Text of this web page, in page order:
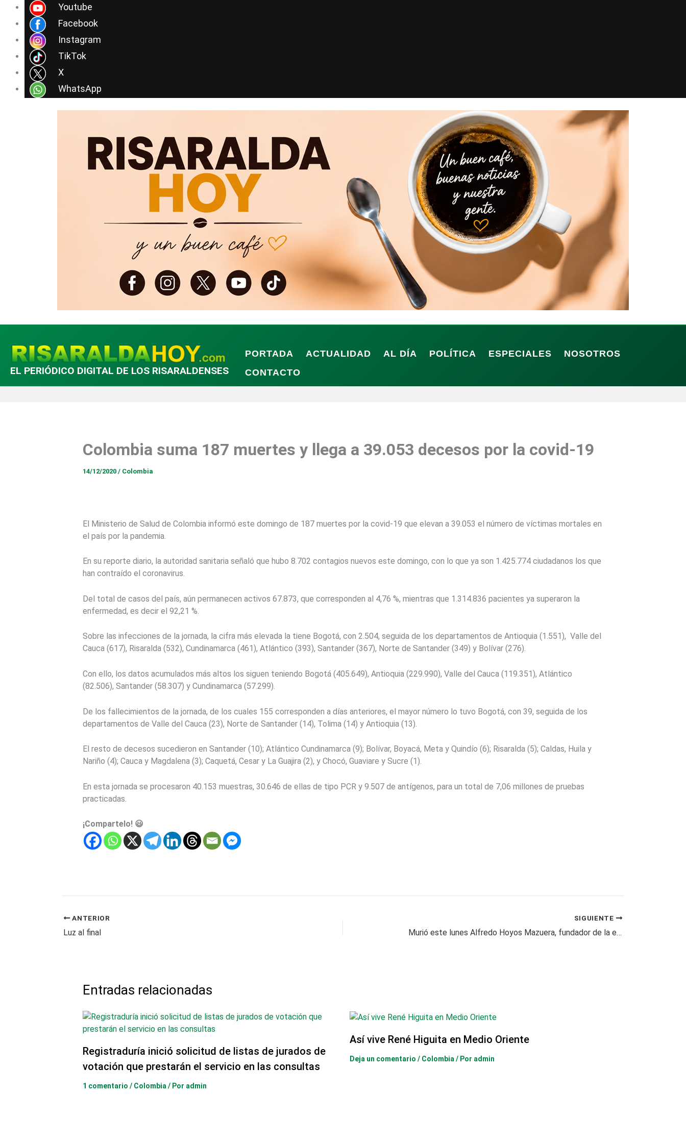
Youtube
Facebook
Instagram
TikTok
X
WhatsApp
contenido
EL PERIÓDICO DIGITAL DE LOS RISARALDENSES
PORTADA ACTUALIDAD AL DÍA POLÍTICA ESPECIALES
NOSOTROS
CONTACTO
Colombia suma 187 muertes y llega a 39.053 decesos por la covid-19
14/12/2020 / Colombia
El Ministerio de Salud de Colombia informó este domingo de 187 muertes por la covid-19 que elevan a 39.053 el número de víctimas mortales en
el país por la pandemia.
En su reporte diario, la autoridad sanitaria señaló que hubo 8.702 contagios nuevos este domingo, con lo que ya son 1.425.774 ciudadanos los que
han contraído el coronavirus.
Del total de casos del país, aún permanecen activos 67.873, que corresponden al 4,76 %, mientras que 1.314.836 pacientes ya superaron la
enfermedad, es decir el 92,21 %.
Sobre las infecciones de la jornada, la cifra más elevada la tiene Bogotá, con 2.504, seguida de los departamentos de Antioquia (1.551), Valle del
Cauca (617), Risaralda (532), Cundinamarca (461), Atlántico (393), Santander (367), Norte de Santander (349) y Bolívar (276).
Con ello, los datos acumulados más altos los siguen teniendo Bogotá (405.649), Antioquia (229.990), Valle del Cauca (119.351), Atlántico
(82.506), Santander (58.307) y Cundinamarca (57.299).
De los fallecimientos de la jornada, de los cuales 155 corresponden a días anteriores, el mayor número lo tuvo Bogotá, con 39, seguida de los
departamentos de Valle del Cauca (23), Norte de Santander (14), Tolima (14) y Antioquia (13).
El resto de decesos sucedieron en Santander (10); Atlántico Cundinamarca (9); Bolívar, Boyacá, Meta y Quindío (6); Risaralda (5); Caldas, Huila y
Nariño (4); Cauca y Magdalena (3); Caquetá, Cesar y La Guajira (2), y Chocó, Guaviare y Sucre (1).
En esta jornada se procesaron 40.153 muestras, 30.646 de ellas de tipo PCR y 9.507 de antígenos, para un total de 7,06 millones de pruebas
practicadas.
¡Compartelo! 😃
ANTERIOR
Luz al final
SIGUIENTE
Murió este lunes Alfredo Hoyos Mazuera, fundador de la empresa Frisby
Entradas relacionadas
Registraduría inició solicitud de listas de jurados de
votación que prestarán el servicio en las consultas
1 comentario / Colombia / Por admin
Así vive René Higuita en Medio Oriente
Deja un comentario / Colombia / Por admin